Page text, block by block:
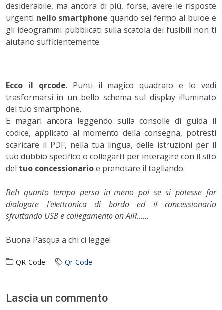
desiderabile, ma ancora di più, forse, avere le risposte
urgenti nello smartphone quando sei fermo al buioe e
gli ideogrammi pubblicati sulla scatola dei fusibili non ti
aiutano sufficientemente.
Ecco il qrcode. Punti il magico quadrato e lo vedi
trasformarsi in un bello schema sul display illuminato
del tuo smartphone.
E magari ancora leggendo sulla consolle di guida il
codice, applicato al momento della consegna, potresti
scaricare il PDF, nella tua lingua, delle istruzioni per il
tuo dubbio specifico o collegarti per interagire con il sito
del tuo concessionarioe prenotare il tagliando.
Beh quanto tempo perso in meno poi se si potesse far
dialogare l'elettronica di bordo ed il concessionario
sfruttando USB e collegamento on AIR......
Buona Pasqua a chi ci legge!
QR-Code Qr-Code
Lascia un commento